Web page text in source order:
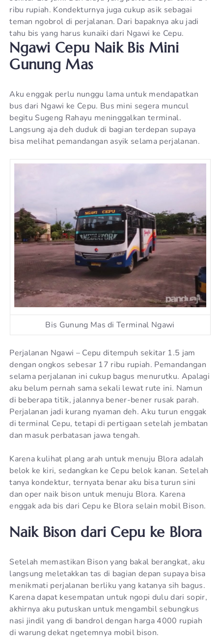
ribu rupiah. Kondekturnya juga cukup asik sebagai
teman ngobrol di perjalanan. Dari bapaknya aku jadi
tahu bis yang harus kunaiki dari Ngawi ke Cepu.
Ngawi Cepu Naik Bis Mini
Gunung Mas
Aku enggak perlu nunggu lama untuk mendapatkan
bus dari Ngawi ke Cepu. Bus mini segera muncul
begitu Sugeng Rahayu meninggalkan terminal.
Langsung aja deh duduk di bagian terdepan supaya
bisa melihat pemandangan asyik selama perjalanan.
Bis Gunung Mas di Terminal Ngawi
Perjalanan Ngawi – Cepu ditempuh sekitar 1.5 jam
dengan ongkos sebesar 17 ribu rupiah. Pemandangan
selama perjalanan ini cukup bagus menurutku. Apalagi
aku belum pernah sama sekali lewat rute ini. Namun
di beberapa titik, jalannya bener-bener rusak parah.
Perjalanan jadi kurang nyaman deh. Aku turun enggak
di terminal Cepu, tetapi di pertigaan setelah jembatan
dan masuk perbatasan jawa tengah.
Karena kulihat plang arah untuk menuju Blora adalah
belok ke kiri, sedangkan ke Cepu belok kanan. Setelah
tanya kondektur, ternyata benar aku bisa turun sini
dan oper naik bison untuk menuju Blora. Karena
enggak ada bis dari Cepu ke Blora selain mobil Bison.
Naik Bison dari Cepu ke Blora
Setelah memastikan Bison yang bakal berangkat, aku
langsung meletakkan tas di bagian depan supaya bisa
menikmati perjalanan berliku yang katanya sih bagus.
Karena dapat kesempatan untuk ngopi dulu dari sopir,
akhirnya aku putuskan untuk mengambil sebungkus
nasi jindil yang di bandrol dengan harga 4000 rupiah
di warung dekat ngetemnya mobil bison.